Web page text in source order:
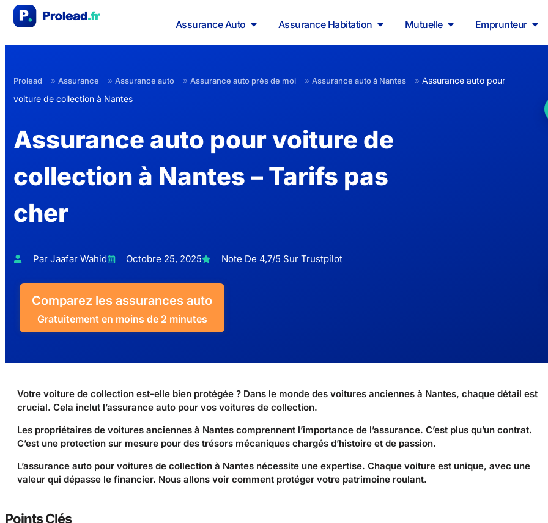
Assurance Auto Assurance Habitation Mutuelle Emprunteur
Prolead » Assurance » Assurance auto » Assurance auto près de moi » Assurance auto à Nantes » Assurance auto pour
voiture de collection à Nantes
Assurance auto pour voiture de
collection à Nantes – Tarifs pas
cher
Par Jaafar Wahid Octobre 25, 2025 Note De 4,7/5 Sur Trustpilot
Comparez les assurances auto
Gratuitement en moins de 2 minutes
Votre voiture de collection est-elle bien protégée ? Dans le monde des voitures anciennes à Nantes, chaque détail est
crucial. Cela inclut l’assurance auto pour vos voitures de collection.
Les propriétaires de voitures anciennes à Nantes comprennent l’importance de l’assurance. C’est plus qu’un contrat.
C’est une protection sur mesure pour des trésors mécaniques chargés d’histoire et de passion.
L’assurance auto pour voitures de collection à Nantes nécessite une expertise. Chaque voiture est unique, avec une
valeur qui dépasse le financier. Nous allons voir comment protéger votre patrimoine roulant.
Points Clés